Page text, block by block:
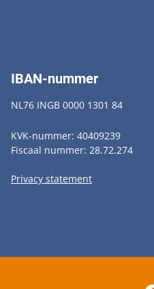
IBAN-nummer
NL76 INGB 0000 1301 84
KVK-nummer: 40409239
Fiscaal nummer: 28.72.274
Privacy statement